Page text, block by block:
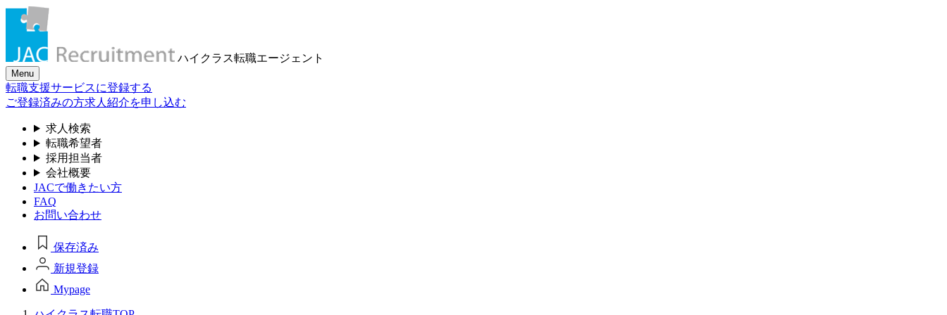
ハイクラス転職エージェント
Menu
転職支援サービスに登録する
ご登録済みの方求人紹介を申し込む
求人検索
転職希望者
採用担当者
会社概要
JACで働きたい方
FAQ
お問い合わせ
保存済み
新規登録
Mypage